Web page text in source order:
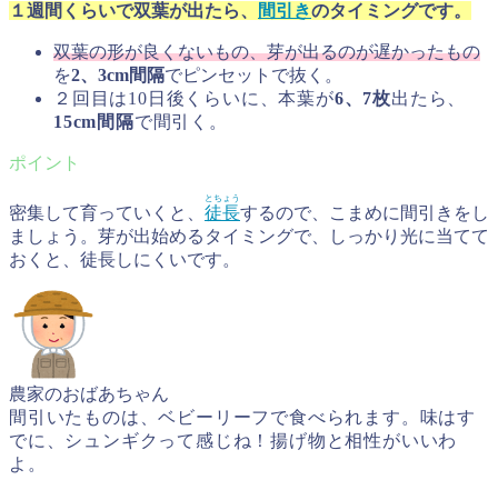
１週間くらいで双葉が出たら、 間引きのタイミングです。
双葉の形が良くないもの、芽が出るのが遅かったもの
を2、3cm間隔でピンセットで抜く。
２回目は10日後くらいに、本葉が6、7枚出たら、
15cm間隔で間引く。
密集して育っていくと、 徒長
とちょう
するので、こまめに間引きをし
ましょう。芽が出始めるタイミングで、しっかり光に当てて
おくと、徒長しにくいです。
農家のおばあちゃん
間引いたものは、ベビーリーフで食べられます。味はす
でに、シュンギクって感じね！揚げ物と相性がいいわ
よ。